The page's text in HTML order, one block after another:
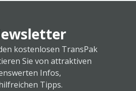
kostenlosen TransPak
Sie von attraktiven
Infos,
Tipps.